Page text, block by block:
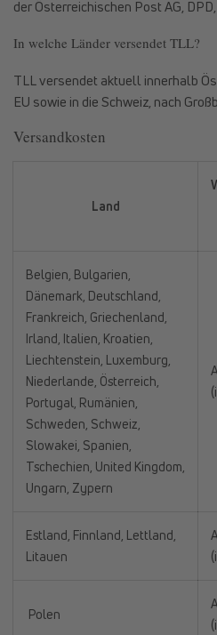
der Österreichischen Post AG,
In welche Länder versendet TLL?
TLL versendet aktuell innerhalb
EU sowie in die Schweiz, nach
Versandkosten
Land
Belgien, Bulgarien,
Dänemark, Deutschland,
Frankreich, Griechenland,
Irland, Italien, Kroatien,
Liechtenstein, Luxemburg,
Niederlande, Österreich,
Portugal, Rumänien,
Schweden, Schweiz,
Slowakei, Spanien,
Tschechien, United Kingdom,
Ungarn, Zypern
Estland, Finnland, Lettland,
Litauen
Polen